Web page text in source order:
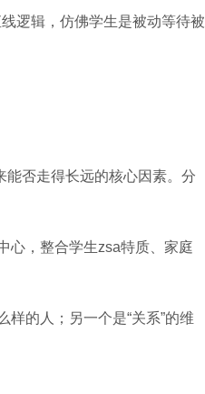
逻辑，仿佛学生是被动等待被
否走得长远的核心因素。分
心，整合学生zsa特质、家庭
的人；另一个是“关系”的维